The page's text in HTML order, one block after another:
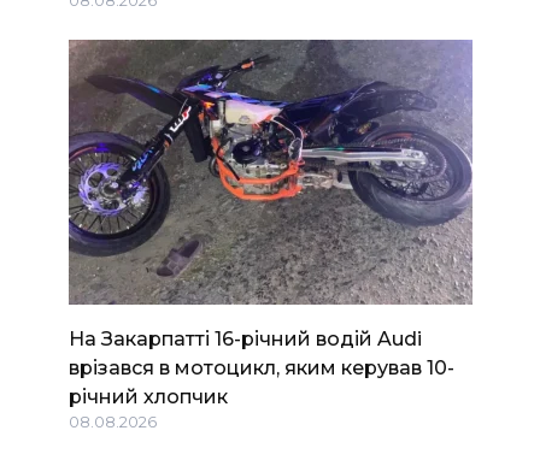
На Закарпатті 16-річний водій Audi
врізався в мотоцикл, яким керував 10-
річний хлопчик
08.08.2026